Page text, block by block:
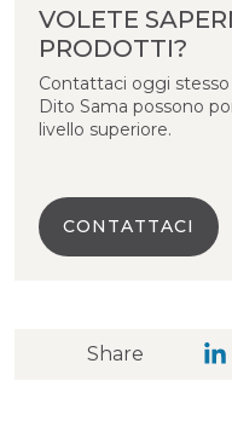
VOLETE
PRODOTTI?
Contattaci oggi
Dito Sama possono
livello superiore.
CONTATTACI
Share